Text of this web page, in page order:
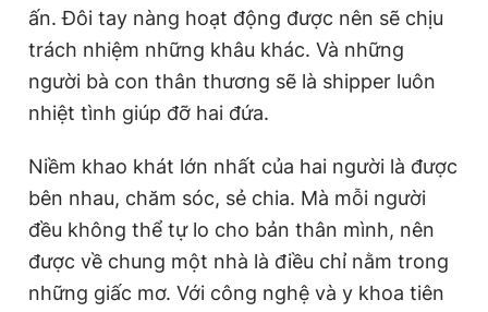
ấn. Đôi tay nàng hoạt động được nên sẽ chịu
trách nhiệm những khâu khác. Và những
người bà con thân thương sẽ là shipper luôn
nhiệt tình giúp đỡ hai đứa.
Niềm khao khát lớn nhất của hai người là được
bên nhau, chăm sóc, sẻ chia. Mà mỗi người
đều không thể tự lo cho bản thân mình, nên
được về chung một nhà là điều chỉ nằm trong
những giấc mơ. Với công nghệ và y khoa tiên